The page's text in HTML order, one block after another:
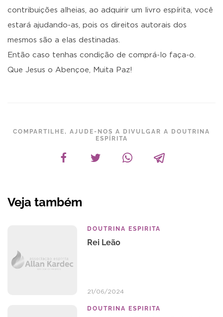
contribuições alheias, ao adquirir um livro espírita, você
estará ajudando-as, pois os direitos autorais dos
mesmos são a elas destinadas.
Então caso tenhas condição de comprá-lo faça-o.
Que Jesus o Abençoe, Muita Paz!
COMPARTILHE, AJUDE-NOS A DIVULGAR A DOUTRINA
ESPÍRITA
Veja também
DOUTRINA ESPIRITA
Rei Leão
21/06/2024
DOUTRINA ESPIRITA